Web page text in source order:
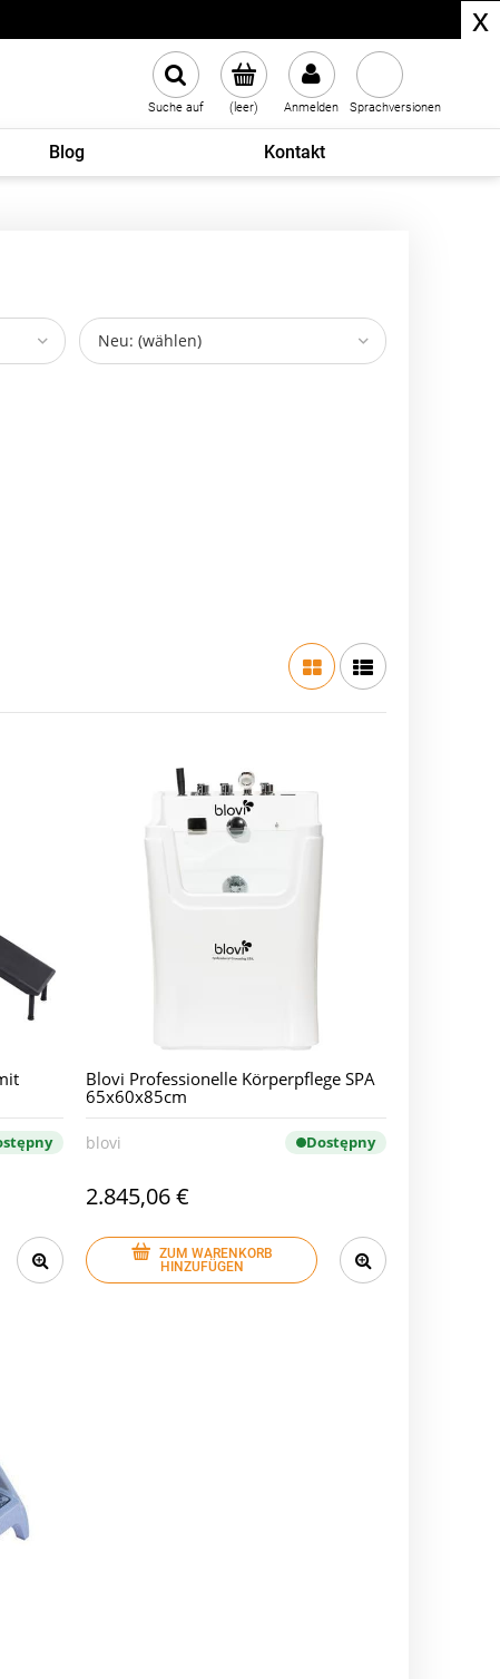
x
(leer) Anmelden
Suche auf Sprachversionen
Blog Kontakt
Neu: (wählen)
Blovi Professionelle Körperpflege SPA
65x60x85cm
blovi Dostępny
2.845,06 €
ZUM WARENKORB
HINZUFÜGEN